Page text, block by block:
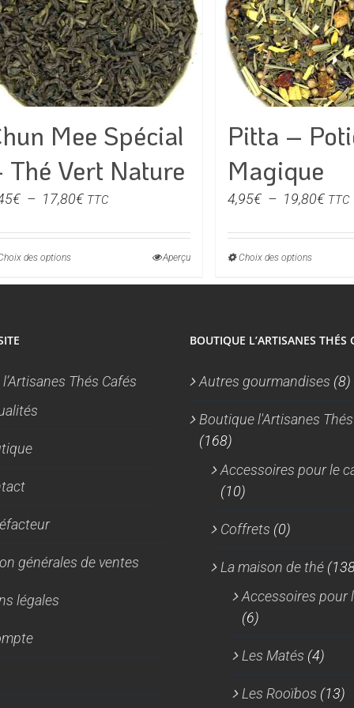
Mee Spécial
Thé Vert Nature
€ – 17,80€Plage
prix :
à
TTC
des optionsCe
produit
options
produit
Aperçu
Pitta –
Magique
4,95€ – 19,80€Plage
prix :
à
TTC
Choix des optionsCe
options
sur
Thés Cafés
générales de ventes
légales
BOUTIQUE L’ARTISANES THÉS
Autres gourmandises (8)
Boutique l'Artisanes
(168)
Accessoires pour le
(10)
Coffrets (0)
La maison de thé
Accessoires pour
(6)
Les Matés (4)
Les Rooïbos (13)